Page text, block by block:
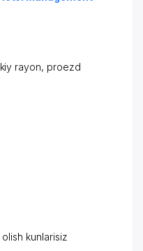
rayon, proezd
kunlarisiz